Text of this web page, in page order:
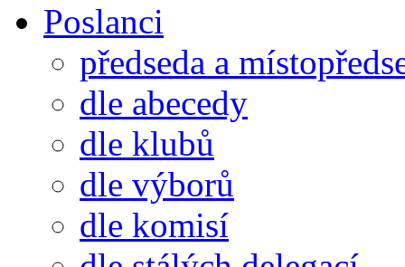
Poslanci
předseda a
dle abecedy
dle klubů
dle výborů
dle komisí